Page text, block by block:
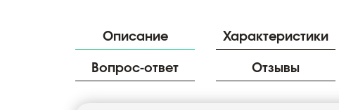
Описание Характеристики
Вопрос-ответ Отзывы